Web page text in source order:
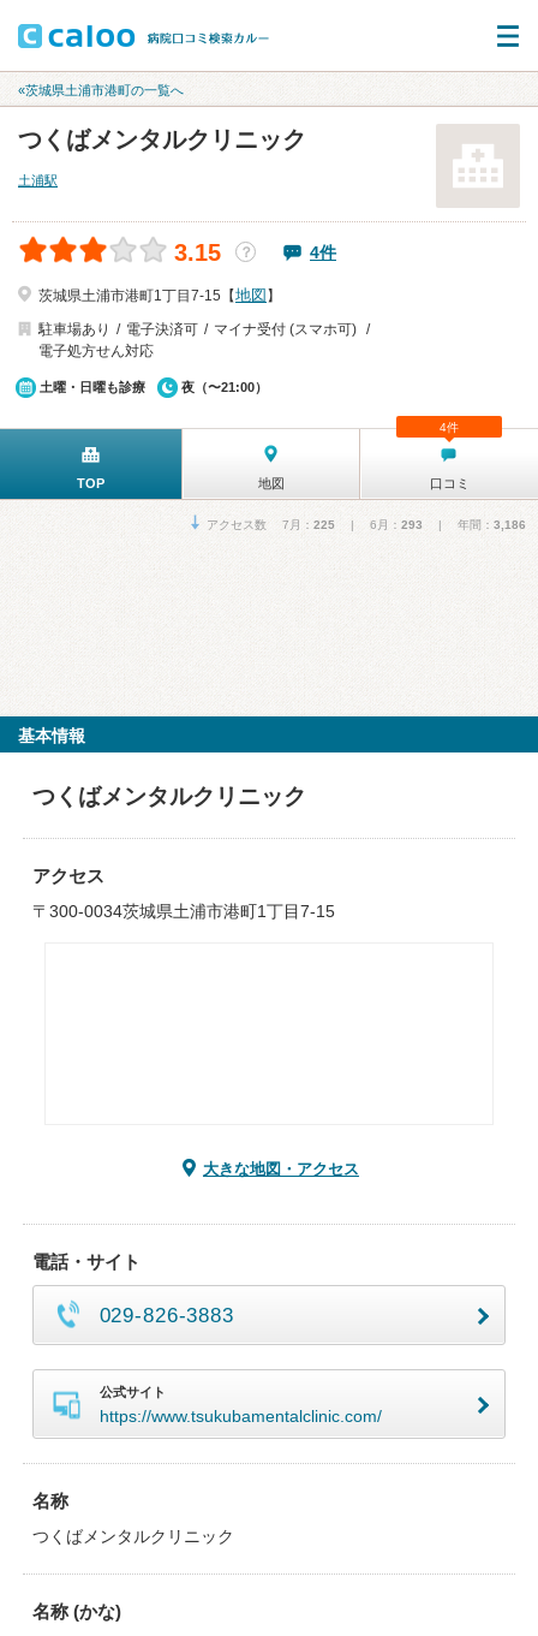
«茨城県土浦市港町の一覧へ
つくばメンタルクリニック
土浦駅
3.15 ？ 4件
茨城県土浦市港町1丁目7-15【地図 】
駐車場あり
電子決済可
マイナ受付 (スマホ可)
電子処方せん対応
土曜・日曜も診療 夜（〜21:00）
TOP 地図 口コミ
4件
アクセス数 7月： 225 | 6月： 293 | 年間： 3,186
基本情報
つくばメンタルクリニック
アクセス
〒300-0034茨城県土浦市港町1丁目7-15
大きな地図・アクセス
電話・サイト
029-826-3883
公式サイト
https://www.tsukubamentalclinic.com/
名称
つくばメンタルクリニック
名称 (かな)